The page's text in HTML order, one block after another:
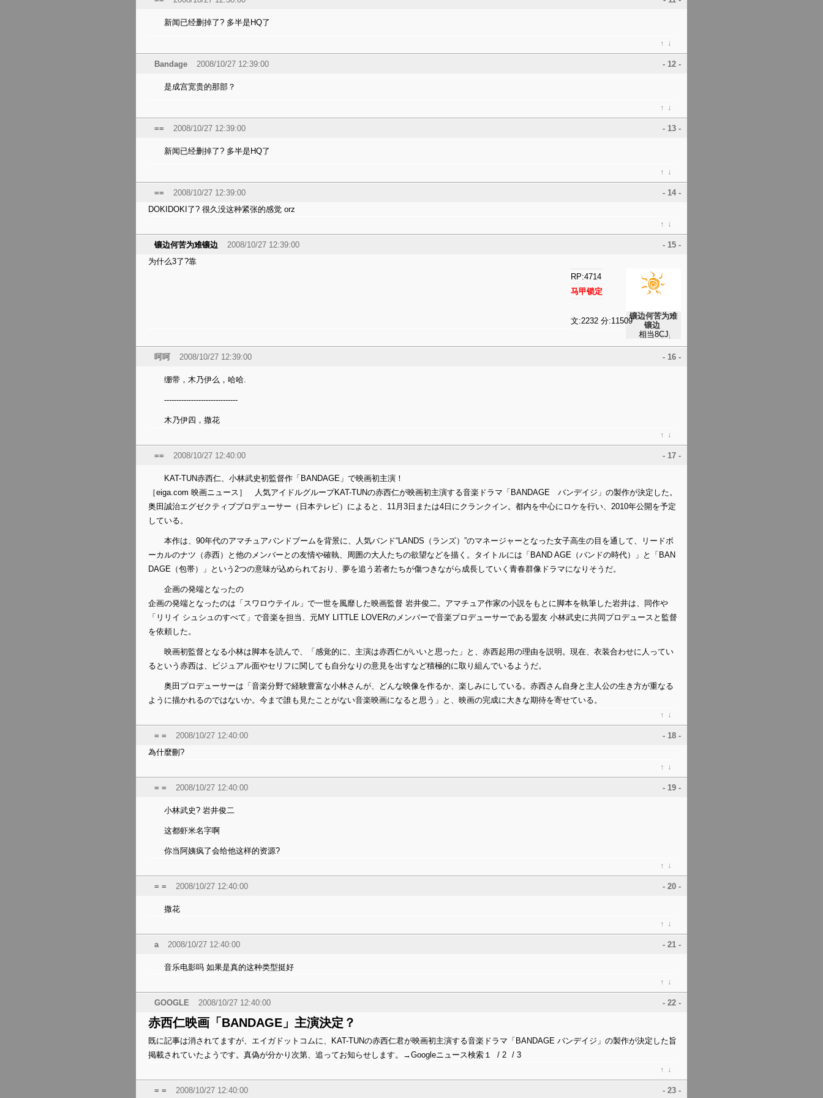
新闻已经删掉了? 多半是HQ了
↑ ↓
- 12 -
Bandage 2008/10/27 12:39:00
是成宫宽贵的那部？
↑ ↓
- 13 -
== 2008/10/27 12:39:00
新闻已经删掉了? 多半是HQ了
↑ ↓
- 14 -
==
2008/10/27 12:39:00
DOKIDOKI了? 很久没这种紧张的感觉 orz
↑ ↓
- 15 -
镶边何苦为难镶边
2008/10/27 12:39:00
为什么3了?靠
镶边何苦为难
镶边
相当8CJ
RP:4714
马甲锁定
文:2232 分:11509
↑ ↓
- 16 -
呵呵 2008/10/27 12:39:00
绷带，木乃伊么，哈哈.
------------------------------
木乃伊四，撒花
↑ ↓
- 17 -
== 2008/10/27 12:40:00
KAT-TUN赤西仁、小林武史初監督作「BANDAGE」で映画初主演！
［eiga.com 映画ニュース］ 人気アイドルグループKAT-TUNの赤西仁が映画初主演する音楽ドラマ「BANDAGE バンデイジ」の製作が決定した。
奥田誠治エグゼクティブプロデューサー（日本テレビ）によると、11月3日または4日にクランクイン。都内を中心にロケを行い、2010年公開を予定
している。
本作は、90年代のアマチュアバンドブームを背景に、人気バンド“LANDS（ランズ）”のマネージャーとなった女子高生の目を通して、リードボ
ーカルのナツ（赤西）と他のメンバーとの友情や確執、周囲の大人たちの欲望などを描く。タイトルには「BAND AGE（バンドの時代）」と「BAN
DAGE（包帯）」という2つの意味が込められており、夢を追う若者たちが傷つきながら成長していく青春群像ドラマになりそうだ。
企画の発端となったの
企画の発端となったのは「スワロウテイル」で一世を風靡した映画監督 岩井俊二。アマチュア作家の小説をもとに脚本を執筆した岩井は、同作や
「リリイ シュシュのすべて」で音楽を担当、元MY LITTLE LOVERのメンバーで音楽プロデューサーである盟友 小林武史に共同プロデュースと監督
を依頼した。
映画初監督となる小林は脚本を読んで、「感覚的に、主演は赤西仁がいいと思った」と、赤西起用の理由を説明。現在、衣装合わせに人ってい
るという赤西は、ビジュアル面やセリフに関しても自分なりの意見を出すなど積極的に取り組んでいるようだ。
奥田プロデューサーは「音楽分野で経験豊富な小林さんが、どんな映像を作るか、楽しみにしている。赤西さん自身と主人公の生き方が重なる
ように描かれるのではないか。今まで誰も見たことがない音楽映画になると思う」と、映画の完成に大きな期待を寄せている。
↑ ↓
- 18 -
= =
2008/10/27 12:40:00
為什麼刪?
↑ ↓
- 19 -
= = 2008/10/27 12:40:00
小林武史? 岩井俊二
这都虾米名字啊
你当阿姨疯了会给他这样的资源?
↑ ↓
- 20 -
= = 2008/10/27 12:40:00
撒花
↑ ↓
- 21 -
a 2008/10/27 12:40:00
音乐电影吗 如果是真的这种类型挺好
↑ ↓
- 22 -
GOOGLE 2008/10/27 12:40:00
赤西仁映画「BANDAGE」主演決定？
既に記事は消されてますが、エイガドットコムに、KAT-TUNの赤西仁君が映画初主演する音楽ドラマ「BANDAGE バンデイジ」の製作が決定した旨
掲載されていたようです。真偽が分かり次第、追ってお知らせします。→Googleニュース検索１ / 2 / 3
↑ ↓
- 23 -
= = 2008/10/27 12:40:00